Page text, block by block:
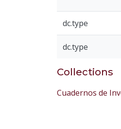
dc.type
dc.type
Collections
Cuadernos de